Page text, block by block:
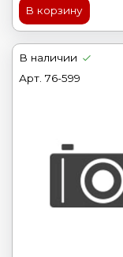
В корзину
В наличии
Арт. 76-599